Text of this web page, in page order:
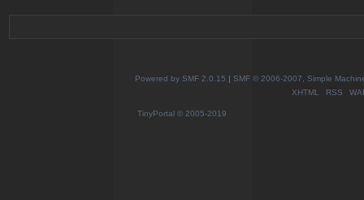
Powered by SMF 2.0.15 | SMF © 2006-2007, Simple
XHTML
RSS
TinyPortal © 2005-2019